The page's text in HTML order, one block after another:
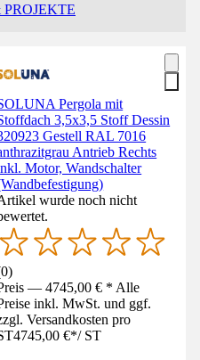
Pergola mit
3,5x3,5 Stoff Dessin
Gestell RAL 7016
Antrieb Rechts
Motor, Wandschalter
wurde noch nicht
0)
— 4745,00 € * Alle
inkl. MwSt. und ggf.
Versandkosten pro
4745,00 €*/ ST